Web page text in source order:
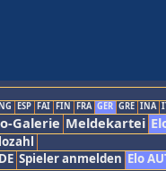
ESP FAI FIN FRA GER GRE INA
Galerie Meldekartei
Spieler anmelden Elo